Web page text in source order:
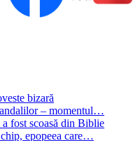
bizară
– momentul…
fost scoasă din Biblie
epopeea care…